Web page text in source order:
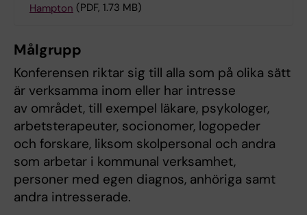
Hampton (PDF, 1.73 MB)
Målgrupp
Konferensen riktar sig till alla som på olika sätt
är verksamma inom eller har intresse
av området, till exempel läkare, psykologer,
arbetsterapeuter, socionomer, logopeder
och forskare, liksom skolpersonal och andra
som arbetar i kommunal verksamhet,
personer med egen diagnos, anhöriga samt
andra intresserade.